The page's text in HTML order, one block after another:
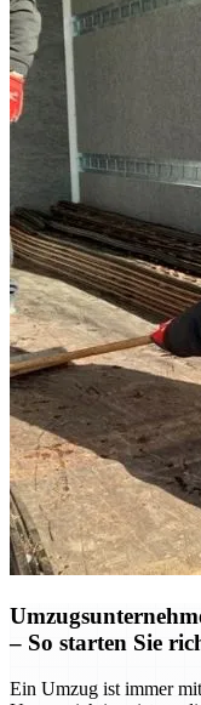
– So starten Sie
Ein Umzug ist immer